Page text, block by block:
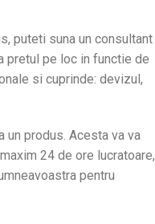
puteti suna un consultant
pretul pe loc in functie de
si cuprinde: devizul,
un produs. Acesta va va
24 de ore lucratoare,
pentru